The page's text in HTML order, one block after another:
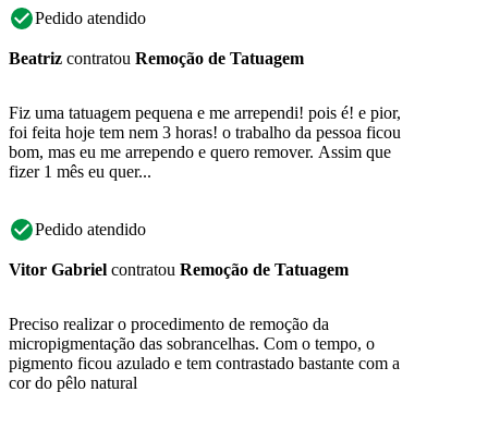
Pedido atendido
Beatriz contratou Remoção de Tatuagem
Fiz uma tatuagem pequena e me arrependi! pois é! e pior,
foi feita hoje tem nem 3 horas! o trabalho da pessoa ficou
bom, mas eu me arrependo e quero remover. Assim que
fizer 1 mês eu quer...
Pedido atendido
Vitor Gabriel contratou Remoção de Tatuagem
Preciso realizar o procedimento de remoção da
micropigmentação das sobrancelhas. Com o tempo, o
pigmento ficou azulado e tem contrastado bastante com a
cor do pêlo natural